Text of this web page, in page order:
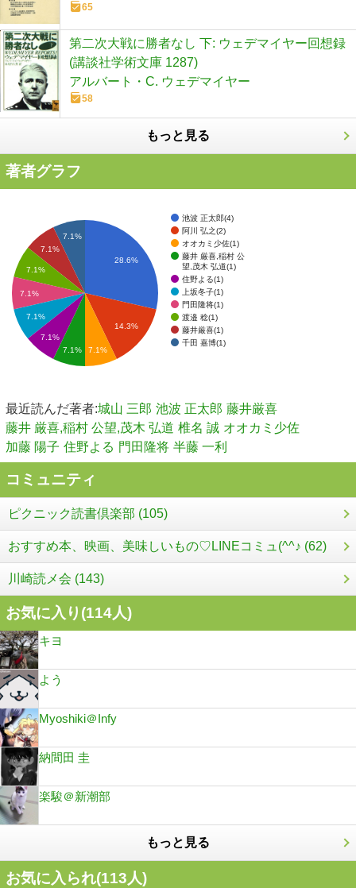
65
第二次大戦に勝者なし 下: ウェデマイヤー回想録
(講談社学術文庫 1287)
アルバート・C. ウェデマイヤー
58
もっと見る
著者グラフ
池波 正太郎(4)
阿川 弘之(2)
オオカミ少佐(1)
藤井 厳喜,稲村 公
望,茂木 弘道(1)
住野よる(1)
上坂冬子(1)
門田隆将(1)
渡邉 稔(1)
藤井厳喜(1)
千田 嘉博(1)
28.6%
14.3%
7.1%
7.1%
7.1%
7.1%
7.1%
7.1%
7.1%
7.1%
最近読んだ著者:城山 三郎 池波 正太郎 藤井厳喜
藤井 厳喜,稲村 公望,茂木 弘道 椎名 誠 オオカミ少佐
加藤 陽子 住野よる 門田隆将 半藤 一利
コミュニティ
ピクニック読書倶楽部 (105)
おすすめ本、映画、美味しいもの♡LINEコミュ(^^♪ (62)
川崎読メ会 (143)
お気に入り(114人)
キヨ
よう
Myoshiki＠Infy
納間田 圭
楽駿＠新潮部
もっと見る
お気に入られ(113人)